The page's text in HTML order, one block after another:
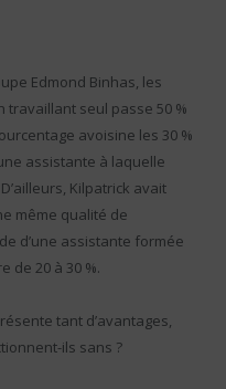
Edmond Binhas, les
travaillant seul passe 50 %
avoisine les 30 %
assistante à laquelle
Kilpatrick avait
même qualité de
d’une assistante formée
de 20 à 30 %.
tant d’avantages,
ils sans ?